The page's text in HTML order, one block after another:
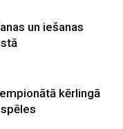
un iešanas
kērlingā